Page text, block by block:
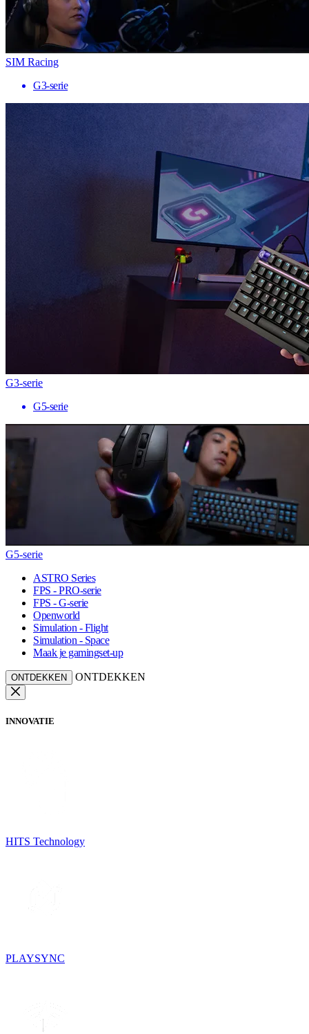
SIM Racing
G3-serie
G3-serie
G5-serie
G5-serie
ASTRO Series
FPS - PRO-serie
FPS - G-serie
Openworld
Simulation - Flight
Simulation - Space
Maak je gamingset-up
ONTDEKKEN ONTDEKKEN
INNOVATIE
HITS Technology
PLAYSYNC